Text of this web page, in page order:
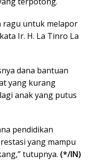
ragu untuk melapor
Ir. H. La Tinro La
dana bantuan
yang kurang
anak yang putus
pendidikan
yang mampu
tutupnya. (*/IN)